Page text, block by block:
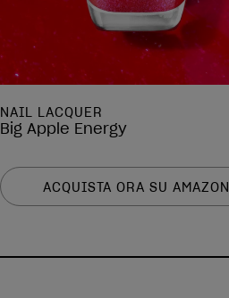
NAIL LACQUER
Big Apple Energy
ACQUISTA ORA SU AMAZON